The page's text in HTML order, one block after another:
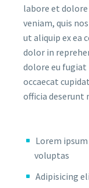
labore et
veniam, quis
ut aliquip ex ea
dolor in
dolore eu
occaecat
officia deserunt
Lorem
voluptas
Adipisicing